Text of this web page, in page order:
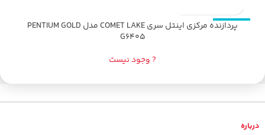
اتمام موجودی
پردازنده مرکزی اینتل سری COMET LAKE مدل PENTIUM GOLD
G6405
? وجود نیست
درباره